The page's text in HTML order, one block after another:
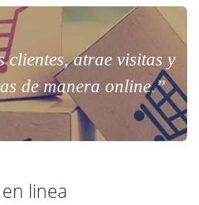
clientes, atrae visitas y
de manera online.”
linea